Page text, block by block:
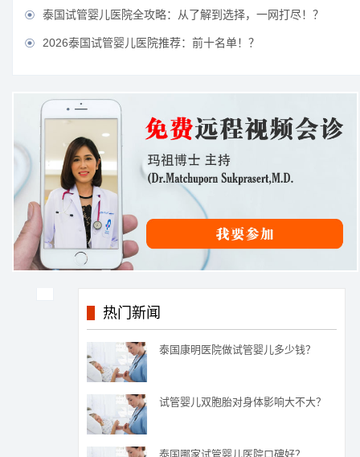
 泰国试管婴儿医院全攻略：从了解到选择，一网打尽！？
 2026泰国试管婴儿医院推荐：前十名单！？
热门新闻
泰国康明医院做试管婴儿多少钱？
试管婴儿双胞胎对身体影响大不大？
泰国哪家试管婴儿医院口碑好？